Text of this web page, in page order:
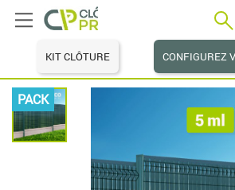
KIT CLÔTURE CONFIGUREZ
PACK